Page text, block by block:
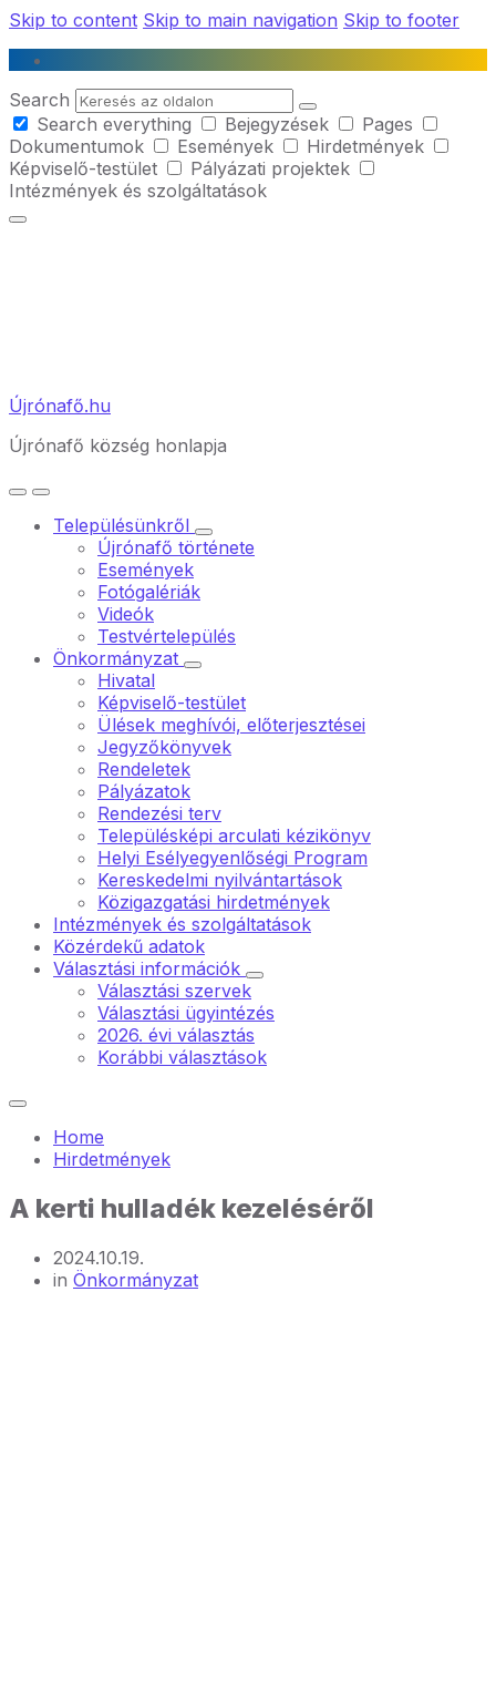
Skip to content Skip to main navigation Skip to footer
Search
Search everything
Bejegyzések
Pages
Dokumentumok
Események
Hirdetmények
Képviselő-testület
Pályázati projektek
Intézmények és szolgáltatások
Újrónafő.hu
Újrónafő község honlapja
Településünkről
Újrónafő története
Események
Fotógalériák
Videók
Testvértelepülés
Önkormányzat
Hivatal
Képviselő-testület
Ülések meghívói, előterjesztései
Jegyzőkönyvek
Rendeletek
Pályázatok
Rendezési terv
Településképi arculati kézikönyv
Helyi Esélyegyenlőségi Program
Kereskedelmi nyilvántartások
Közigazgatási hirdetmények
Intézmények és szolgáltatások
Közérdekű adatok
Választási információk
Választási szervek
Választási ügyintézés
2026. évi választás
Korábbi választások
Home
Hirdetmények
A kerti hulladék kezeléséről
2024.10.19.
in Önkormányzat